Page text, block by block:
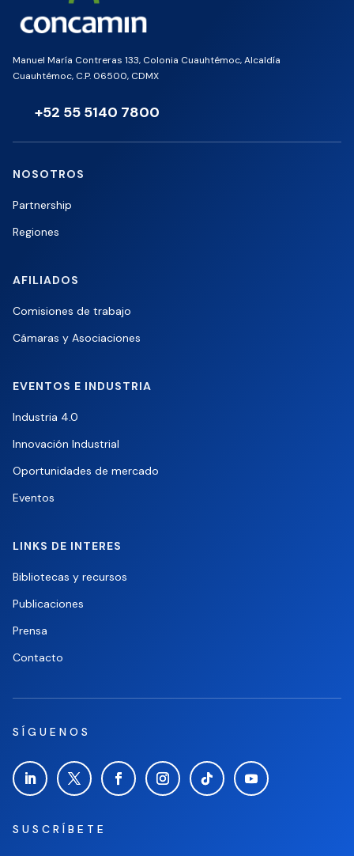
Manuel María Contreras 133, Colonia Cuauhtémoc, Alcaldía
Cuauhtémoc, C.P. 06500, CDMX
+52 55 5140 7800
NOSOTROS
Partnership
Regiones
AFILIADOS
Comisiones de trabajo
Cámaras y Asociaciones
EVENTOS E INDUSTRIA
Industria 4.0
Innovación Industrial
Oportunidades de mercado
Eventos
LINKS DE INTERES
Bibliotecas y recursos
Publicaciones
Prensa
Contacto
SUSCRÍBETE
SÍGUENOS